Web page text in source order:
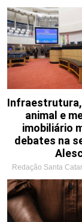
animal e
imobiliário
debates na
Redação Santa